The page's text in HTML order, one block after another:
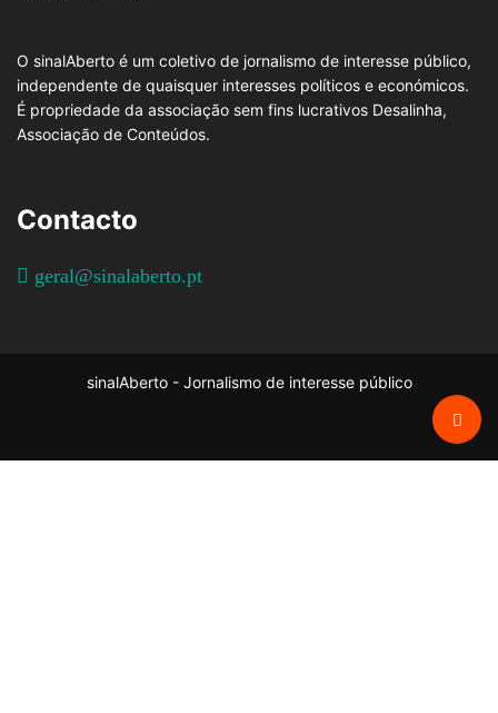
O sinalAberto é um coletivo de jornalismo de interesse público,
independente de quaisquer interesses políticos e económicos.
É propriedade da associação sem fins lucrativos Desalinha,
Associação de Conteúdos.
Contacto
geral@sinalaberto.pt
sinalAberto - Jornalismo de interesse público